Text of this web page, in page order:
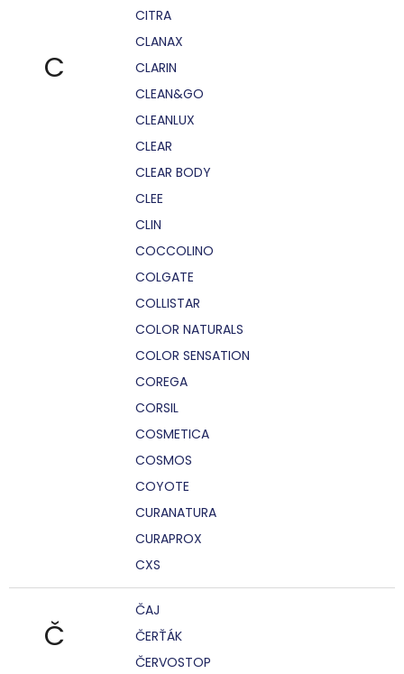
C
CITRA
CLANAX
CLARIN
CLEAN&GO
CLEANLUX
CLEAR
CLEAR BODY
CLEE
CLIN
COCCOLINO
COLGATE
COLLISTAR
COLOR NATURALS
COLOR SENSATION
COREGA
CORSIL
COSMETICA
COSMOS
COYOTE
CURANATURA
CURAPROX
CXS
Č
ČAJ
ČERŤÁK
ČERVOSTOP